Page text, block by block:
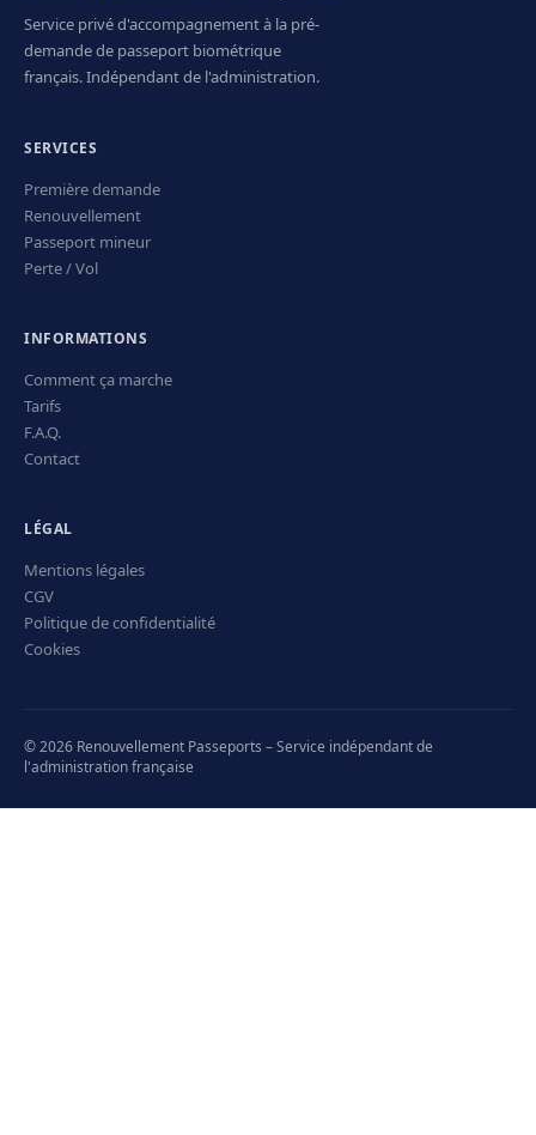
Service privé d'accompagnement à la pré-
demande de passeport biométrique
français. Indépendant de l'administration.
SERVICES
Première demande
Renouvellement
Passeport mineur
Perte / Vol
INFORMATIONS
Comment ça marche
Tarifs
F.A.Q.
Contact
LÉGAL
Mentions légales
CGV
Politique de confidentialité
Cookies
© 2026 Renouvellement Passeports – Service indépendant de
l'administration française